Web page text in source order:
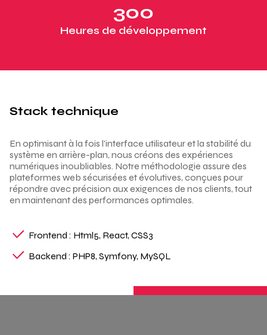
300
Heures de développement
Stack technique
En optimisant à la fois l'interface utilisateur et la stabilité du
système en arrière-plan, nous créons des expériences
numériques inoubliables. Notre méthodologie assure des
plateformes web sécurisées et évolutives, conçues pour
répondre avec précision aux exigences de nos clients, tout
en maintenant des performances optimales.
Frontend : Html5, React, CSS3
Backend : PHP8, Symfony, MySQL